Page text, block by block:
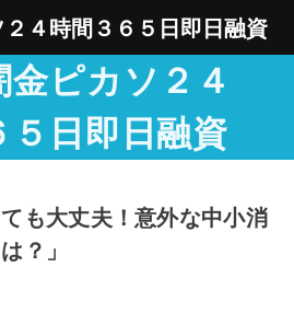
金ピカソ２４
５日即日融資
ても大丈夫！意外な中小消
？」
４時間３６５日即日融資